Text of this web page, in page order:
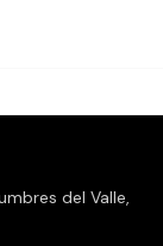
del Valle,